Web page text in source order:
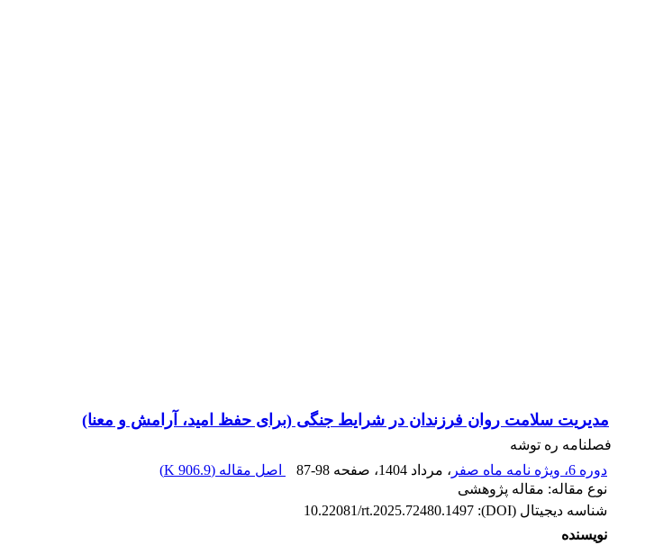
مدیریت سلامت روان فرزندان در شرایط جنگی (برای حفظ امید، آرامش و معنا)
فصلنامه ره توشه
دوره 6، ویژه نامه ماه صفر
، مرداد 1404 ، صفحه 87-98 اصل مقاله (906.9 K
)
نوع مقاله: مقاله پژوهشی
شناسه دیجیتال (DOI):
10.22081/rt.2025.72480.1497
نویسنده